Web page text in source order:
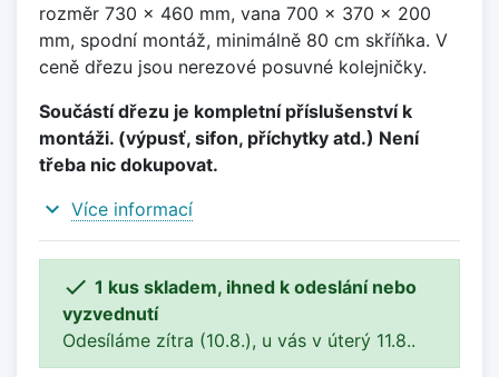
rozměr 730 x 460 mm, vana 700 x 370 x 200
mm, spodní montáž, minimálně 80 cm skříňka. V
ceně dřezu jsou nerezové posuvné kolejničky.
Součástí dřezu je kompletní příslušenství k
montáži. (výpusť, sifon, příchytky atd.) Není
třeba nic dokupovat.
expand_more Více informací
 1 kus skladem, ihned k odeslání nebo
vyzvednutí
Odesíláme zítra (10.8.), u vás v úterý 11.8..